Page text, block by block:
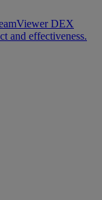
DEX
and effectiveness.